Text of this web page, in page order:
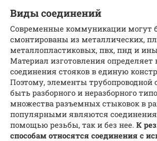
Виды соединений
Современные коммуникации могут
смонтированы из металлических,
металлопластиковых, пвх, пнд и
Материал изготовления определяет
соединения стояков в единую
Поэтому, элементы трубопроводной
быть разборного и неразборного
множества разъемных стыковок в
популярными являются соединения
помощью резьбы, так и без нее. К
способам относятся соединения с